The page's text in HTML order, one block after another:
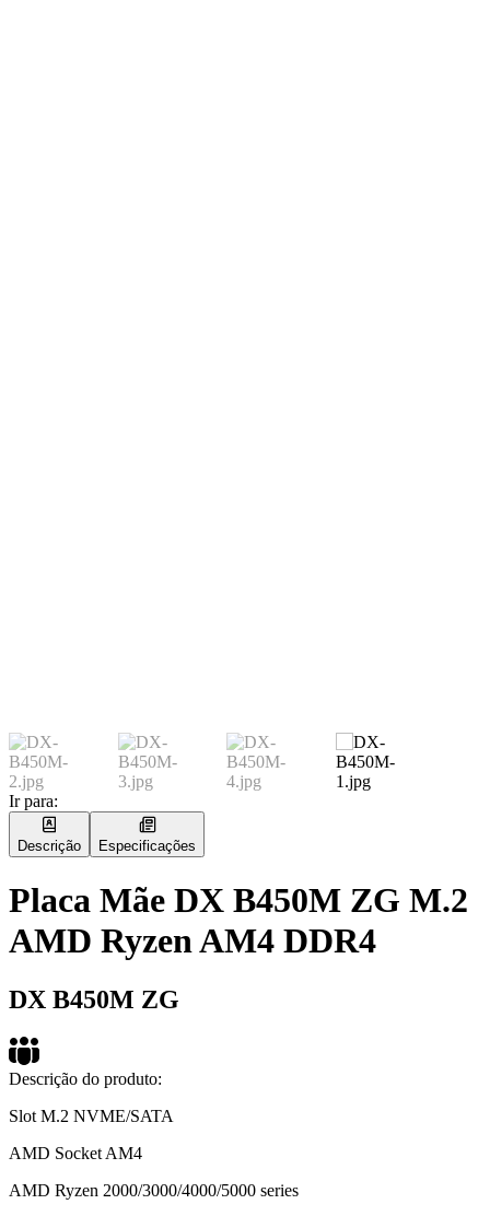
Ir para:
Descrição Especificações
Placa Mãe DX B450M ZG M.2
AMD Ryzen AM4 DDR4
DX B450M ZG
Descrição do produto:
Slot M.2 NVME/SATA
AMD Socket AM4
AMD Ryzen 2000/3000/4000/5000 series